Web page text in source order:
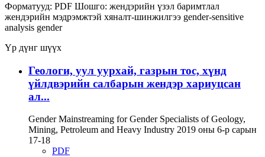
Форматууд: PDF Шошго: жендэрийн үзэл баримтлал
жендэрийн мэдрэмжтэй хяналт-шинжилгээ gender-sensitive
analysis gender
Үр дүнг шүүх
Геологи, уул уурхай, газрын тос, хүнд
үйлдвэрийн салбарын жендэр хариуцсан
ал...
Gender Mainstreaming for Gender Specialists of Geology,
Mining, Petroleum and Heavy Industry 2019 оны 6-р сарын
17-18
PDF